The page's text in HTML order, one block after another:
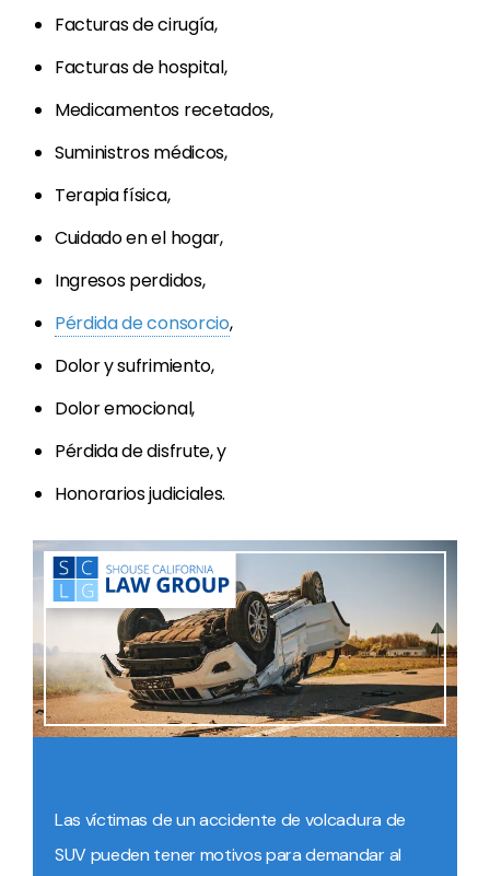
Facturas de cirugía,
Facturas de hospital,
Medicamentos recetados,
Suministros médicos,
Terapia física,
Cuidado en el hogar,
Ingresos perdidos,
Pérdida de consorcio,
Dolor y sufrimiento,
Dolor emocional,
Pérdida de disfrute, y
Honorarios judiciales.
Las víctimas de un accidente de volcadura de
SUV pueden tener motivos para demandar al